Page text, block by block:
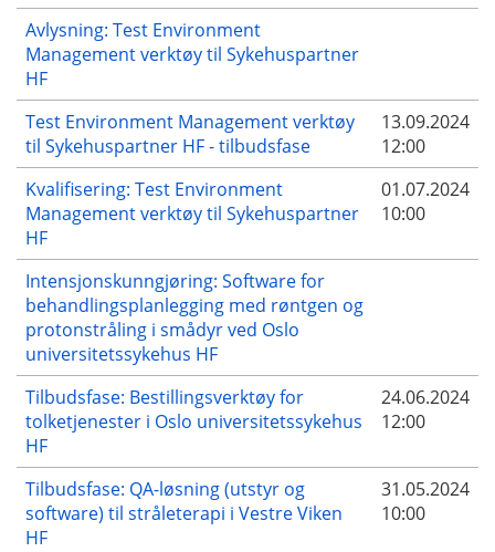
Avlysning: Test Environment
Management verktøy til Sykehuspartner
HF
Test Environment Management verktøy
til Sykehuspartner HF - tilbudsfase
13.09.2024
12:00
Kvalifisering: Test Environment
Management verktøy til Sykehuspartner
HF
01.07.2024
10:00
Intensjonskunngjøring: Software for
behandlingsplanlegging med røntgen og
protonstråling i smådyr ved Oslo
universitetssykehus HF
Tilbudsfase: Bestillingsverktøy for
tolketjenester i Oslo universitetssykehus
HF
24.06.2024
12:00
Tilbudsfase: QA-løsning (utstyr og
software) til stråleterapi i Vestre Viken
HF
31.05.2024
10:00